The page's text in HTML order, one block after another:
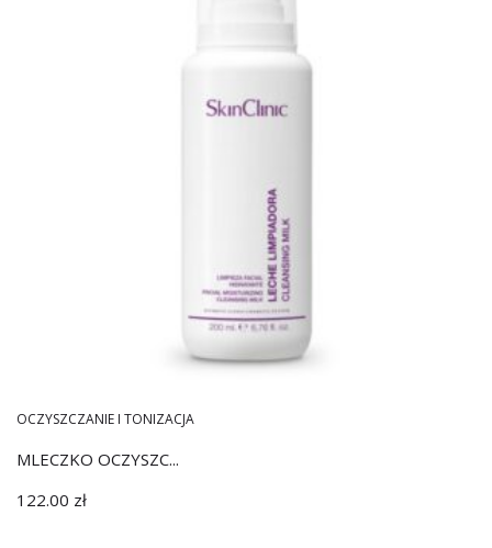
OCZYSZCZANIE I TONIZACJA
MLECZKO OCZYSZC...
122.00 zł